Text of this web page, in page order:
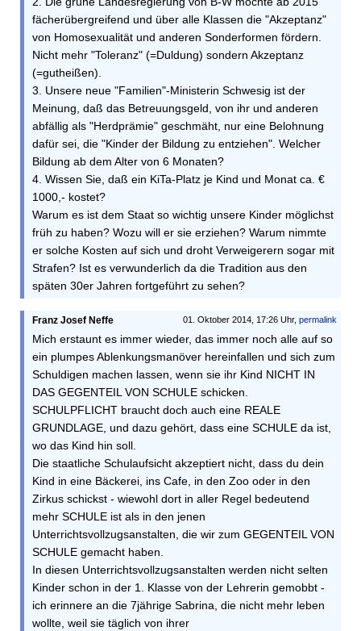
fächerübergreifend und über alle Klassen die "Akzeptanz"
von Homosexualität und anderen Sonderformen fördern.
Nicht mehr "Toleranz" (=Duldung) sondern Akzeptanz
(=gutheißen).
3. Unsere neue "Familien"-Ministerin Schwesig ist der
Meinung, daß das Betreuungsgeld, von ihr und anderen
abfällig als "Herdprämie" geschmäht, nur eine Belohnung
dafür sei, die "Kinder der Bildung zu entziehen". Welcher
Bildung ab dem Alter von 6 Monaten?
4. Wissen Sie, daß ein KiTa-Platz je Kind und Monat ca. €
1000,- kostet?
Warum es ist dem Staat so wichtig unsere Kinder möglichst
früh zu haben? Wozu will er sie erziehen? Warum nimmte
er solche Kosten auf sich und droht Verweigerern sogar mit
Strafen? Ist es verwunderlich da die Tradition aus den
späten 30er Jahren fortgeführt zu sehen?
01. Oktober 2014, 17:26 Uhr, permalink
Franz Josef Neffe
Mich erstaunt es immer wieder, das immer noch alle auf so
ein plumpes Ablenkungsmanöver hereinfallen und sich zum
Schuldigen machen lassen, wenn sie ihr Kind NICHT IN
DAS GEGENTEIL VON SCHULE schicken.
SCHULPFLICHT braucht doch auch eine REALE
GRUNDLAGE, und dazu gehört, dass eine SCHULE da ist,
wo das Kind hin soll.
Die staatliche Schulaufsicht akzeptiert nicht, dass du dein
Kind in eine Bäckerei, ins Cafe, in den Zoo oder in den
Zirkus schickst - wiewohl dort in aller Regel bedeutend
mehr SCHULE ist als in den jenen
Unterrichtsvollzugsanstalten, die wir zum GEGENTEIL VON
SCHULE gemacht haben.
In diesen Unterrichtsvollzugsanstalten werden nicht selten
Kinder schon in der 1. Klasse von der Lehrerin gemobbt -
ich erinnere an die 7jährige Sabrina, die nicht mehr leben
wollte, weil sie täglich von ihrer